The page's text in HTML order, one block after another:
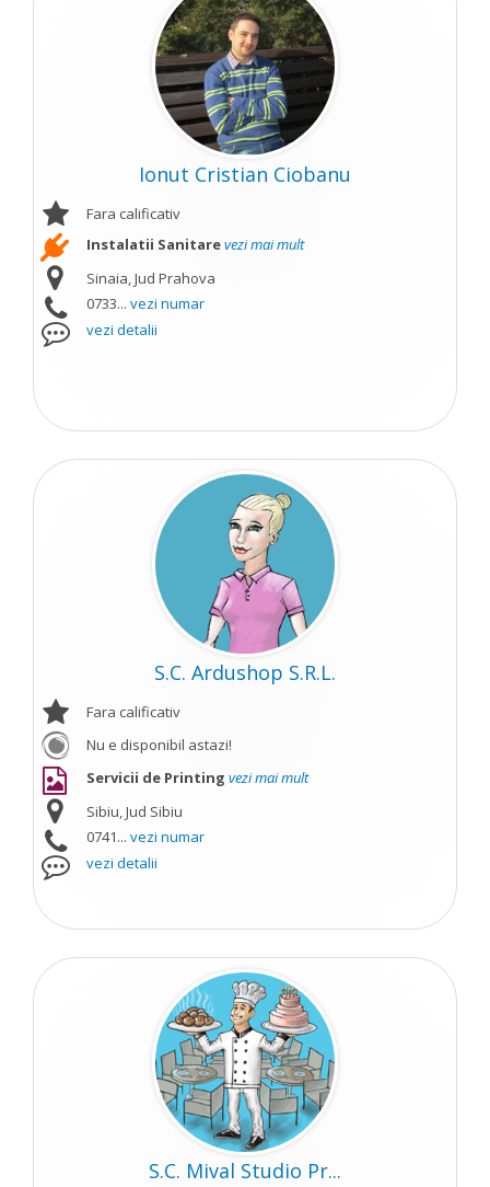
Ionut Cristian Ciobanu
Fara calificativ
Instalatii Sanitarevezi mai mult
Sinaia, Jud Prahova
0733... vezi numar
vezi detalii
S.C. Ardushop S.R.L.
Fara calificativ
Nu e disponibil astazi!
Servicii de Printing vezi mai mult
Sibiu, Jud Sibiu
0741... vezi numar
vezi detalii
S.C. Mival Studio Pr...